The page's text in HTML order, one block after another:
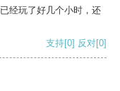
经玩了好几个小时，还
支持[0] 反对[0]